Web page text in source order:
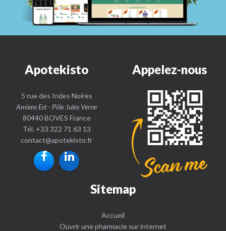
Apotekisto
5 rue des Indes Noires
Amiens Est - Pôle Jules Verne
80440 BOVES France
Tél. +33 322 71 63 13
contact@apotekisto.fr
Appelez-nous
Sitemap
Accueil
Ouvrir une pharmacie sur internet